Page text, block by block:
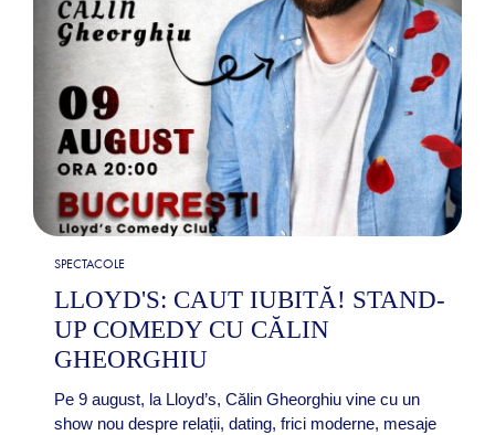
SPECTACOLE
LLOYD'S: CAUT IUBITĂ! STAND-
UP COMEDY CU CĂLIN
GHEORGHIU
Pe 9 august, la Lloyd’s, Călin Gheorghiu vine cu un
show nou despre relații, dating, frici moderne, mesaje